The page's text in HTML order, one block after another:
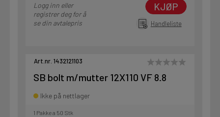
Logg inn eller
registrer deg for å
se din avtalepris
KJØP
Handleliste
Art.nr. 1432121103
SB bolt m/mutter 12X110 VF 8.8
Ikke på nettlager
1 Pakke a 50 Stk